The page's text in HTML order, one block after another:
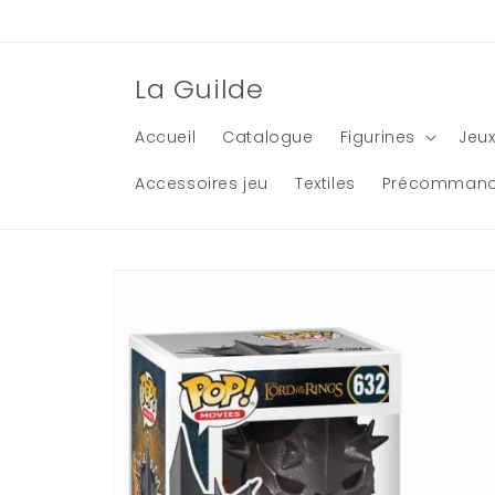
La Guilde
Accueil Catalogue Figurines
Accessoires jeu Textiles